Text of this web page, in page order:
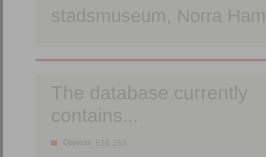
stadsmuseum, Norra
The database currently
contains...
Objects 516 253.